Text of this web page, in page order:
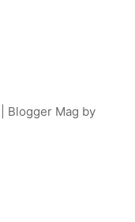
| Blogger Mag by